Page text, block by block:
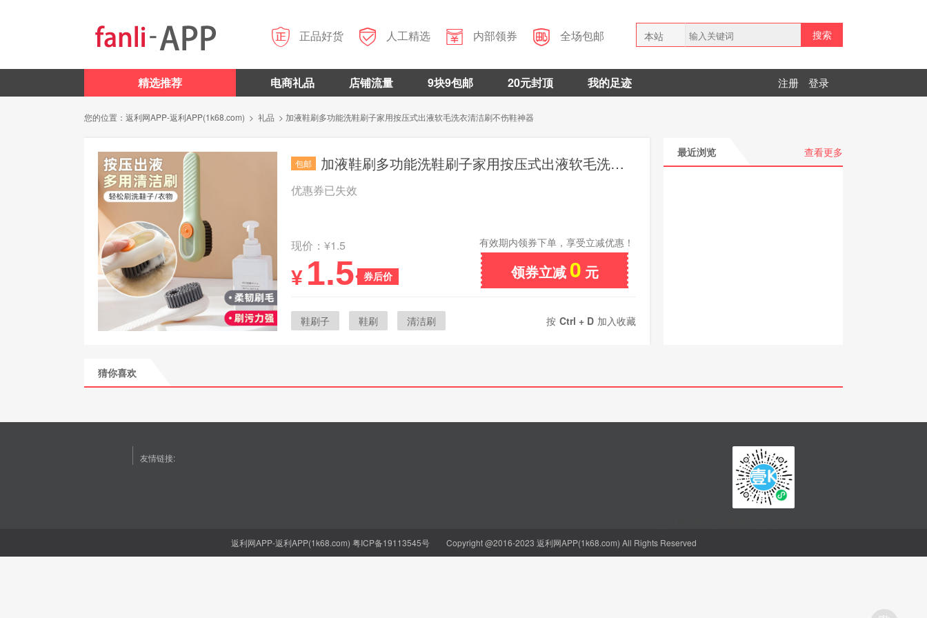
 正品好货  人工精选  内部领券  全场包邮
本站
搜索
精选推荐 电商礼品 店铺流量 9块9包邮 20元封顶 我的足迹 注册 登录
您的位置： 返利网APP-返利APP(1k68.com) > 礼品 > 加液鞋刷多功能洗鞋刷子家用按压式出液软毛洗衣清洁刷不伤鞋神器
包邮 加液鞋刷多功能洗鞋刷子家用按压式出液软毛洗衣清洁刷不伤鞋神器
优惠券已失效
现价：¥1.5
券后价
¥ 1.5
有效期内领券下单，享受立减优惠！
领券立减 0 元
鞋刷子 鞋刷
清洁刷
按 Ctrl + D 加入收藏
最近浏览 查看更多
猜你喜欢
友情链接:
购物省钱神器
返利网APP-返利APP(1k68.com) 粤ICP备19113545号Copyright @2016-2023 返利网APP(1k68.com) All Rights Reserved